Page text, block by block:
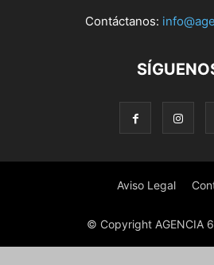
Contáctanos:
Aviso Legal
© Copyright AGENCIA